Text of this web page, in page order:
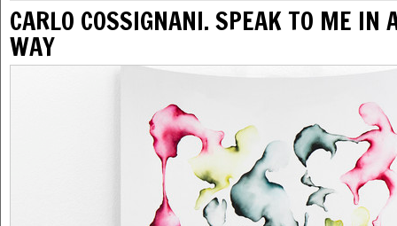
CARLO COSSIGNANI. SPEAK TO ME IN
WAY